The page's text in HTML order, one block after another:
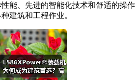
能、先进的智能化技术和舒适的操作
建筑和工程作业。